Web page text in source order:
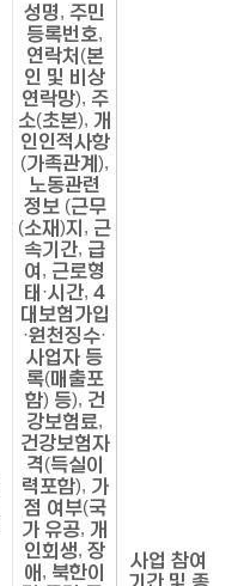
성명, 주민
등록번호,
연락처(본
인 및 비상
연락망), 주
소(초본), 개
인인적사항
(가족관계),
노동관련
정보 (근무
(소재)지, 근
속기간, 급
여, 근로형
태·시간, 4
대보험가입
·원천징수·
사업자 등
록(매출포
함) 등), 건
강보험료,
건강보험자
격(득실이
력포함), 가
점 여부(국
가 유공, 개
인회생, 장
애, 북한이
사업 참여
기간 및 종